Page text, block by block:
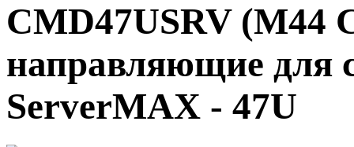
CMD47USRV (M44
направляющие для
ServerMAX - 47U